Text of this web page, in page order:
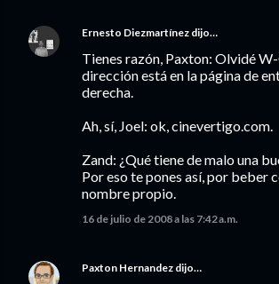
Ernesto Diezmartínez dijo…
Tienes razón, Paxton: Olvidé
dirección está en la página de
derecha.
Ah, sí, Joel: ok, cinevertigo.com.
Zand: ¿Qué tiene de malo una
Por eso te pones así, por beber
nombre propio.
16 de julio de 2008 a las 7:42 a.m.
Paxton Hernandez dijo…